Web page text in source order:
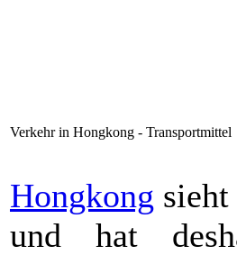
Verkehr in Hongkong - Transportmittel
Hongkong
und hat